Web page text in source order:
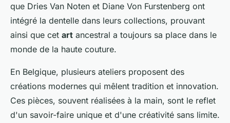
que Dries Van Noten et Diane Von Furstenberg ont
intégré la dentelle dans leurs collections, prouvant
ainsi que cet art ancestral a toujours sa place dans le
monde de la haute couture.
En Belgique, plusieurs ateliers proposent des
créations modernes qui mêlent tradition et innovation.
Ces pièces, souvent réalisées à la main, sont le reflet
d'un savoir-faire unique et d'une créativité sans limite.